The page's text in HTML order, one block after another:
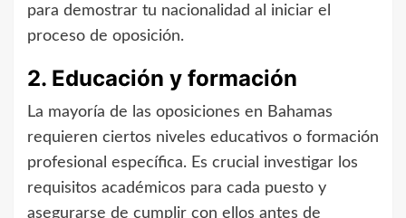
para demostrar tu nacionalidad al iniciar el
proceso de oposición.
2. Educación y formación
La mayoría de las oposiciones en Bahamas
requieren ciertos niveles educativos o formación
profesional específica. Es crucial investigar los
requisitos académicos para cada puesto y
asegurarse de cumplir con ellos antes de